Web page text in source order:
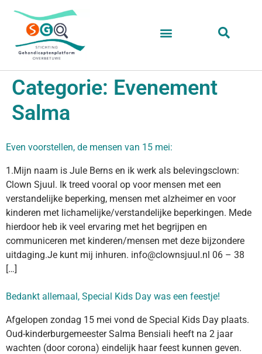
Categorie: Evenement
Salma
Even voorstellen, de mensen van 15 mei:
1.Mijn naam is Jule Berns en ik werk als belevingsclown:
Clown Sjuul. Ik treed vooral op voor mensen met een
verstandelijke beperking, mensen met alzheimer en voor
kinderen met lichamelijke/verstandelijke beperkingen. Mede
hierdoor heb ik veel ervaring met het begrijpen en
communiceren met kinderen/mensen met deze bijzondere
uitdaging.Je kunt mij inhuren. info@clownsjuul.nl 06 – 38
[…]
Bedankt allemaal, Special Kids Day was een feestje!
Afgelopen zondag 15 mei vond de Special Kids Day plaats.
Oud-kinderburgemeester Salma Bensiali heeft na 2 jaar
wachten (door corona) eindelijk haar feest kunnen geven.